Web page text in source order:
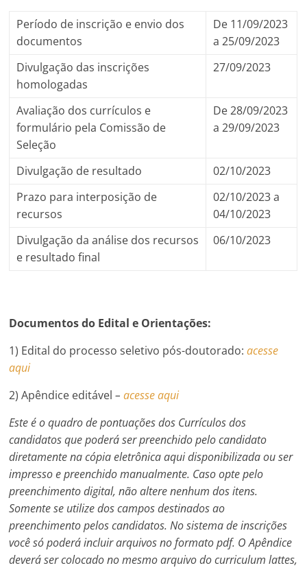
Período de inscrição e envio dos
documentos
De 11/09/2023
a 25/09/2023
Divulgação das inscrições
homologadas
27/09/2023
Avaliação dos currículos e
formulário pela Comissão de
Seleção
De 28/09/2023
a 29/09/2023
Divulgação de resultado
02/10/2023
Prazo para interposição de
recursos
02/10/2023 a
04/10/2023
Divulgação da análise dos recursos
e resultado final
06/10/2023
Documentos do Edital e Orientações:
1) Edital do processo seletivo pós-doutorado:acesse
aqui
2) Apêndice editável –acesse aqui
Este é o quadro de pontuações dos Currículos dos
candidatos que poderá ser preenchido pelo candidato
diretamente na cópia eletrônica aqui disponibilizada ou ser
impresso e preenchido manualmente. Caso opte pelo
preenchimento digital, não altere nenhum dos itens.
Somente se utilize dos campos destinados ao
preenchimento pelos candidatos. No sistema de inscrições
você só poderá incluir arquivos no formato pdf. O Apêndice
deverá ser colocado no mesmo arquivo do curriculum lattes,